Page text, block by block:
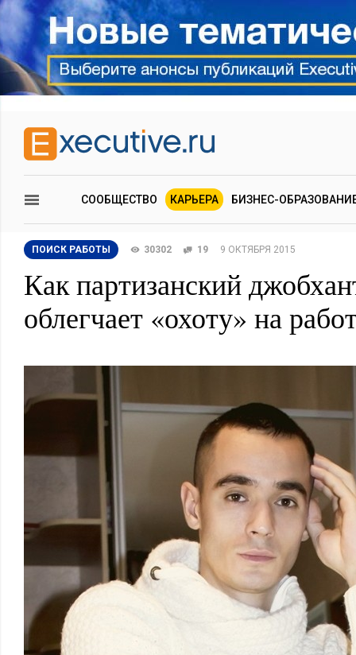
СООБЩЕСТВО КАРЬЕРА БИЗНЕС-
ПОИСК РАБОТЫ 30302 19 9 ОКТЯБРЯ 2015
Как партизанский
облегчает «охоту» на